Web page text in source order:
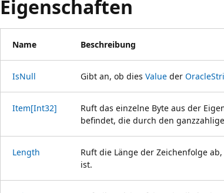
Eigenschaften
Name Beschreibung
IsNull Gibt an, ob dies Value der
Item[Int32] Ruft das einzelne Byte aus der
befindet, die durch den
Length Ruft die Länge der Zeichenfolge
ist.